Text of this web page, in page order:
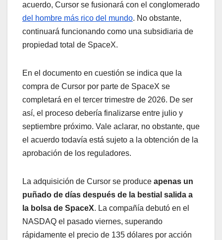
acuerdo, Cursor se fusionará con el conglomerado
del hombre más rico del mundo. No obstante,
continuará funcionando como una subsidiaria de
propiedad total de SpaceX.
En el documento en cuestión se indica que la
compra de Cursor por parte de SpaceX se
completará en el tercer trimestre de 2026. De ser
así, el proceso debería finalizarse entre julio y
septiembre próximo. Vale aclarar, no obstante, que
el acuerdo todavía está sujeto a la obtención de la
aprobación de los reguladores.
La adquisición de Cursor se produce apenas un
puñado de días después de la bestial salida a
la bolsa de SpaceX. La compañía debutó en el
NASDAQ el pasado viernes, superando
rápidamente el precio de 135 dólares por acción